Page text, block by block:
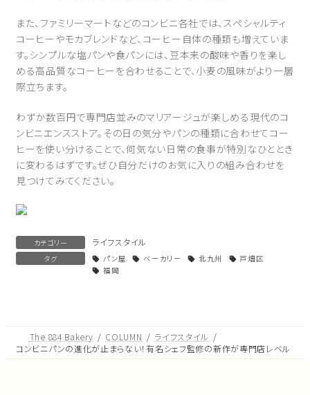
また、ファミリーマートなどのコンビニ各社では、スペシャルティ
コーヒーやモカブレンドなど、コーヒー自体の種類も増えていま
す。シンプルな塩パンや食パンには、豆本来の酸味や香りを楽し
める高品質なコーヒーを合わせることで、小麦の風味がより一層
際立ちます。
わずか数百円で専門店並みのマリアージュが楽しめる現代のコ
ンビニエンスストア。その日の気分やパンの種類に合わせてコー
ヒーを使い分けることで、何気ない日常の食事が特別なひととき
に変わるはずです。ぜひ自分だけのお気に入りの組み合わせを
見つけてみてください。
カテゴリー ライフスタイル
タグ パン屋 ベーカリー 北九州
戸畑区
福岡
The 884 Bakery COLUMN
ライフスタイル
コンビニパンの進化が止まらない！有名シェフ監修の新作が専門店レベル